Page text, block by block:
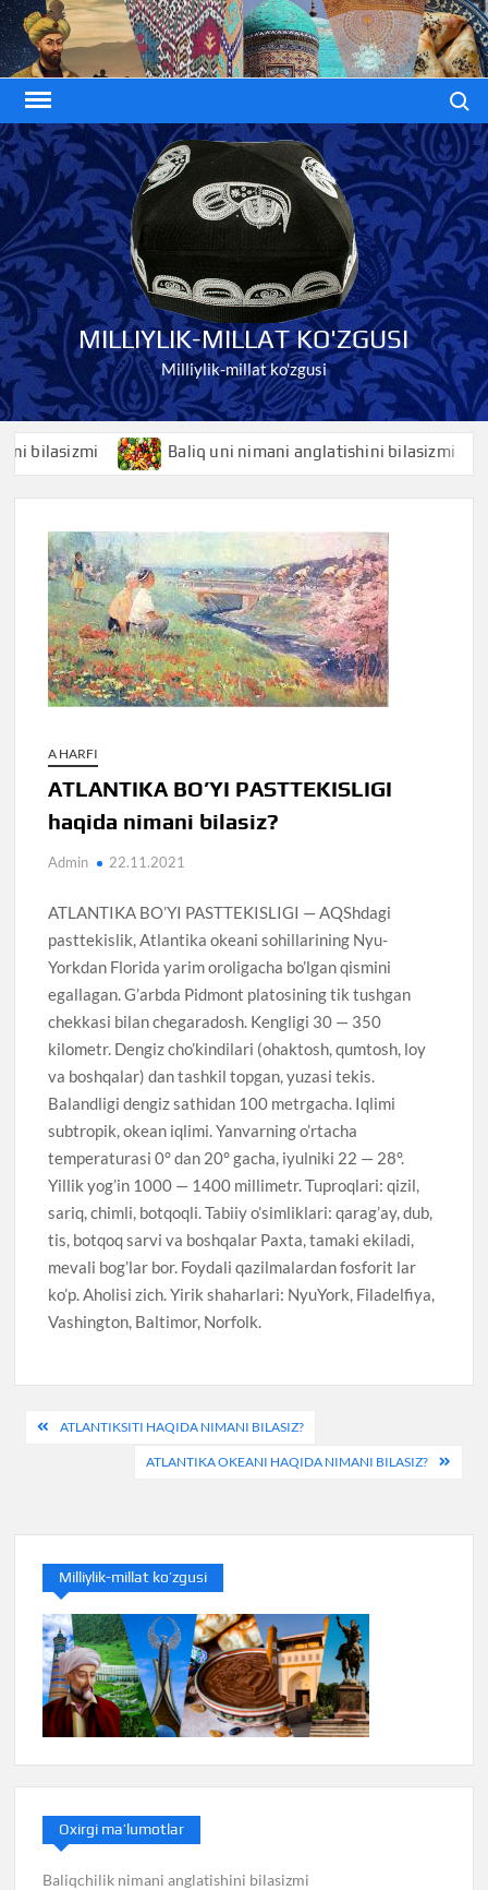
Skip
to
content
MILLIYLIK-MILLAT KO'ZGUSI
Milliylik-millat ko'zgusi
Baliq uni nimani anglatishini bilasizmi
A HARFI
ATLANTIKA BO’YI PASTTEKISLIGI
haqida nimani bilasiz?
Admin 22.11.2021
ATLANTIKA BO’YI PASTTEKISLIGI — AQShdagi
pasttekislik, Atlantika okeani sohillarining Nyu-
Yorkdan Florida yarim oroligacha bo’lgan qismini
egallagan. G’arbda Pidmont platosining tik tushgan
chekkasi bilan chegaradosh. Kengligi 30 — 350
kilometr. Dengiz cho’kindilari (ohaktosh, qumtosh, loy
va boshqalar) dan tashkil topgan, yuzasi tekis.
Balandligi dengiz sathidan 100 metrgacha. Iqlimi
subtropik, okean iqlimi. Yanvarning o’rtacha
temperaturasi 0° dan 20° gacha, iyulniki 22 — 28°.
Yillik yog’in 1000 — 1400 millimetr. Tuproqlari: qizil,
sariq, chimli, botqoqli. Tabiiy o’simliklari: qarag’ay, dub,
tis, botqoq sarvi va boshqalar Paxta, tamaki ekiladi,
mevali bog’lar bor. Foydali qazilmalardan fosforit lar
ko’p. Aholisi zich. Yirik shaharlari: NyuYork, Filadelfiya,
Vashington, Baltimor, Norfolk.
Навигация
ATLANTIKSITI HAQIDA NIMANI BILASIZ?
ATLANTIKA OKEANI HAQIDA NIMANI BILASIZ?
Milliylik-millat ko’zgusi
Oxirgi ma’lumotlar
Baliqchilik nimani anglatishini bilasizmi